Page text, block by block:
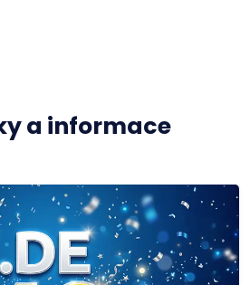
a informace